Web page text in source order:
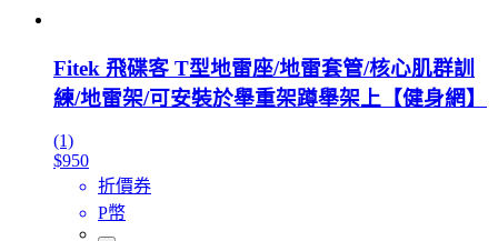
Fitek 飛碟客 T型地雷座/地雷套管/核心肌群訓
練/地雷架/可安裝於舉重架蹲舉架上【健身網】
(1)
$950
折價券
P幣